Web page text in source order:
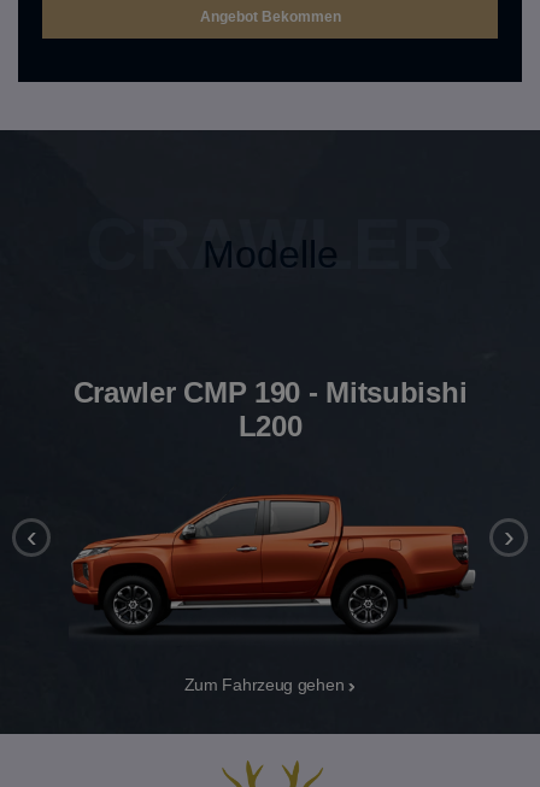
CRAWLER
Modelle
Crawler CMP 190 - Mitsubishi
L200
Zum Fahrzeug gehen
‹ ›